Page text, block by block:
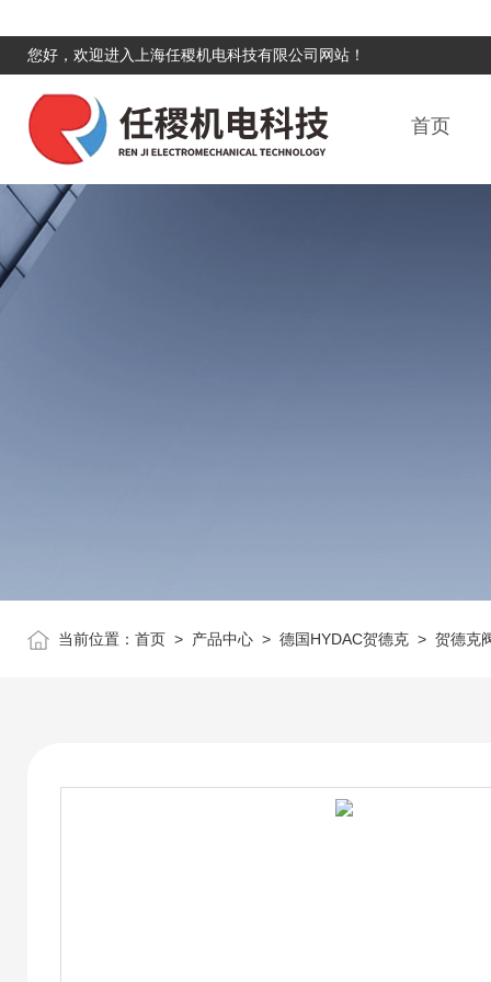
您好，欢迎进入上海任稷机电科技有限公司网站！
首页
当前位置： 首页 > 产品中心 > 德国HYDAC贺德克 > 贺德克